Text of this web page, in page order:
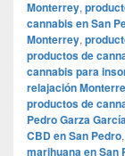
Monterrey,
cannabis en San
Monterrey,
productos de
cannabis para
relajación
productos de
Pedro Garza
CBD en San Pedro,
marihuana en San